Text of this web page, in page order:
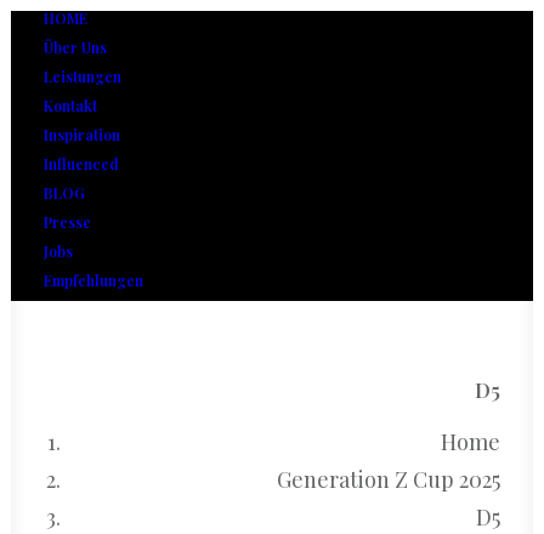
HOME
Über Uns
Leistungen
Kontakt
Inspiration
Influenced
BLOG
Presse
Jobs
Empfehlungen
D5
Home
Generation Z Cup 2025
D5